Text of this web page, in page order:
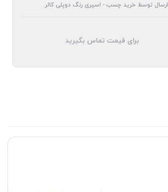
ارسال توسط خرید چسب - اسپری رنگ دوپلی کالر.
برای قیمت تماس بگیرید